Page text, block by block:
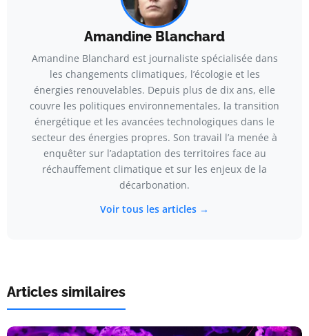
Amandine Blanchard
Amandine Blanchard est journaliste spécialisée dans
les changements climatiques, l’écologie et les
énergies renouvelables. Depuis plus de dix ans, elle
couvre les politiques environnementales, la transition
énergétique et les avancées technologiques dans le
secteur des énergies propres. Son travail l’a menée à
enquêter sur l’adaptation des territoires face au
réchauffement climatique et sur les enjeux de la
décarbonation.
Voir tous les articles →
Articles similaires